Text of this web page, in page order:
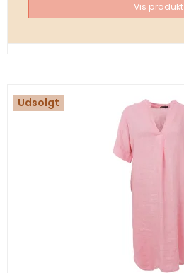
Vis produkt
Udsolgt